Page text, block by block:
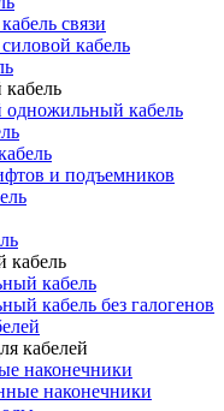
связи
кабель
кабель
и подъемников
кабель
кабель
кабель без галогенов
кабелей
наконечники
наконечники